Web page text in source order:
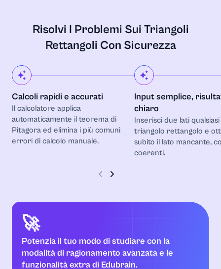
Risolvi I Problemi Sui Triangoli
Rettangoli Con Sicurezza
🚀
Potenzia il tuo modo di studiare con la
modalità di ragionamento avanzata e le
funzionalità extra di Edubrain.
Calcoli rapidi e accurati
Il calcolatore applica
automaticamente il teorema di
Pitagora ed elimina i più comuni
errori di calcolo manuale.
Input semplice,
chiaro
Inserisci due lati
triangolo rettangolo e
subito il lato mancante,
coerenti.